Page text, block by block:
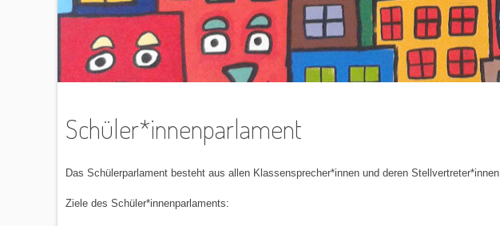
Schüler*innenparlament
Das Schülerparlament besteht aus allen Klassensprecher*innen und deren Stellvertreter*innen.
Ziele des Schüler*innenparlaments: